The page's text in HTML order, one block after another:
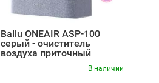
Ballu ONEAIR ASP-100
серый - очиститель
воздуха приточный
В наличии